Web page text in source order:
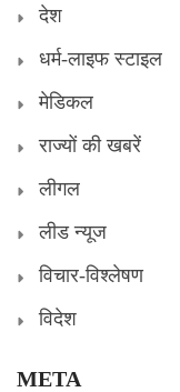
देश
धर्म-लाइफ स्टाइल
मेडिकल
राज्यों की खबरें
लीगल
लीड न्यूज
विचार-विश्लेषण
विदेश
META